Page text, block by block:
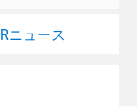
ニュース